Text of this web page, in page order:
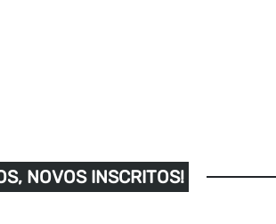
NOVOS INSCRITOS!